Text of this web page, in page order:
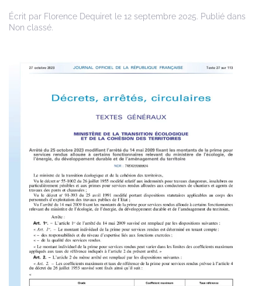
Écrit par Florence Dequiret le 12 septembre 2025. Publié dans
Non classé.